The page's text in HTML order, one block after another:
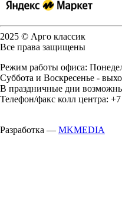
2025 © Арго классик
Все права защищены
Режим работы офиса:
Суббота и Воскресенье -
В праздничные дни
Телефон/факс колл центра:
Разработка — MKMEDIA